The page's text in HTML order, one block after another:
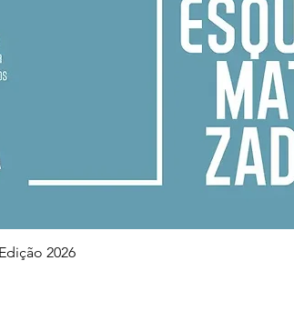
Visualização rápida
2026